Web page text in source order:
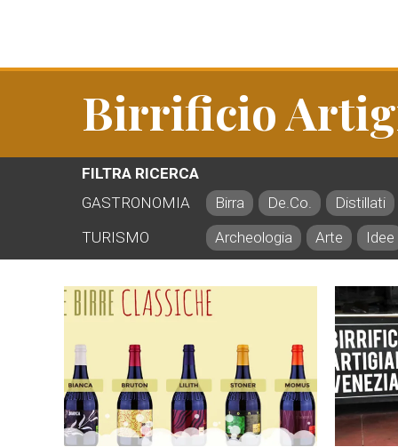
Birrificio
FILTRA RICERCA
GASTRONOMIA
Birra De.Co.
Distillati
TURISMO
Archeologia Arte Idee